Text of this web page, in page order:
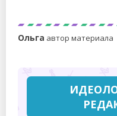
Ольга автор материала